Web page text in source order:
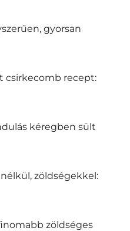
gyorsan
csirkecomb recept:
kéregben sült
zöldségekkel:
zöldséges